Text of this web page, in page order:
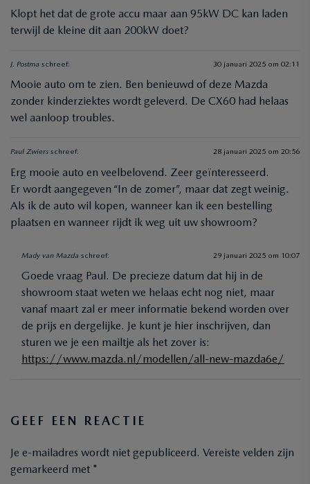
Klopt het dat de grote accu maar aan 95kW DC kan laden
terwijl de kleine dit aan 200kW doet?
J. Postma schreef: 30 januari 2025 om 02:11
Mooie auto om te zien. Ben benieuwd of deze Mazda
zonder kinderziektes wordt geleverd. De CX60 had helaas
wel aanloop troubles.
Paul Zwiers schreef: 28 januari 2025 om 20:56
Erg mooie auto en veelbelovend. Zeer geïnteresseerd.
Er wordt aangegeven “In de zomer”, maar dat zegt weinig.
Als ik de auto wil kopen, wanneer kan ik een bestelling
plaatsen en wanneer rijdt ik weg uit uw showroom?
Mady van Mazda schreef: 29 januari 2025 om 10:07
Goede vraag Paul. De precieze datum dat hij in de
showroom staat weten we helaas echt nog niet, maar
vanaf maart zal er meer informatie bekend worden over
de prijs en dergelijke. Je kunt je hier inschrijven, dan
sturen we je een mailtje als het zover is:
https://www.mazda.nl/modellen/all-new-mazda6e/
GEEF EEN REACTIE
Je e-mailadres wordt niet gepubliceerd. Vereiste velden zijn
gemarkeerd met *